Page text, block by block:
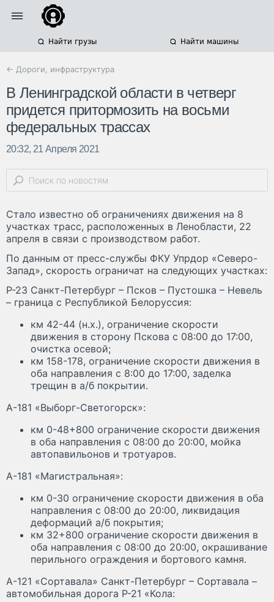
Найти грузы Найти машины
← Дороги, инфраструктура
В Ленинградской области в четверг
придется притормозить на восьми
федеральных трассах
20:32, 21 Апреля 2021
Стало известно об ограничениях движения на 8
участках трасс, расположенных в Ленобласти, 22
апреля в связи с производством работ.
По данным от пресс-службы ФКУ Упрдор «Северо-
Запад», скорость ограничат на следующих участках:
Р-23 Санкт-Петербург – Псков – Пустошка – Невель
– граница с Республикой Белоруссия:
км 42-44 (н.х.), ограничение скорости
движения в сторону Пскова с 08:00 до 17:00,
очистка осевой;
км 158-178, ограничение скорости движения в
оба направления с 8:00 до 17:00, заделка
трещин в а/б покрытии.
А-181 «Выборг-Светогорск»:
км 0-48+800 ограничение скорости движения
в оба направления с 08:00 до 20:00, мойка
автопавильонов и тротуаров.
А-181 «Магистральная»:
км 0-30 ограничение скорости движения в оба
направления с 08:00 до 20:00, ликвидация
деформаций а/б покрытия;
км 32+800 ограничение скорости движения в
оба направления с 08:00 до 20:00, окрашивание
перильного ограждения и бортового камня.
А-121 «Сортавала» Санкт-Петербург – Сортавала –
автомобильная дорога Р-21 «Кола: